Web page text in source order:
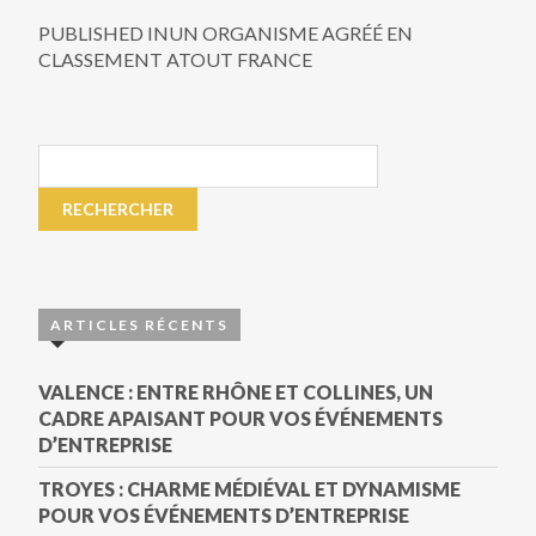
PUBLISHED INUN ORGANISME AGRÉÉ EN
CLASSEMENT ATOUT FRANCE
ARTICLES RÉCENTS
VALENCE : ENTRE RHÔNE ET COLLINES, UN
CADRE APAISANT POUR VOS ÉVÉNEMENTS
D’ENTREPRISE
TROYES : CHARME MÉDIÉVAL ET DYNAMISME
POUR VOS ÉVÉNEMENTS D’ENTREPRISE